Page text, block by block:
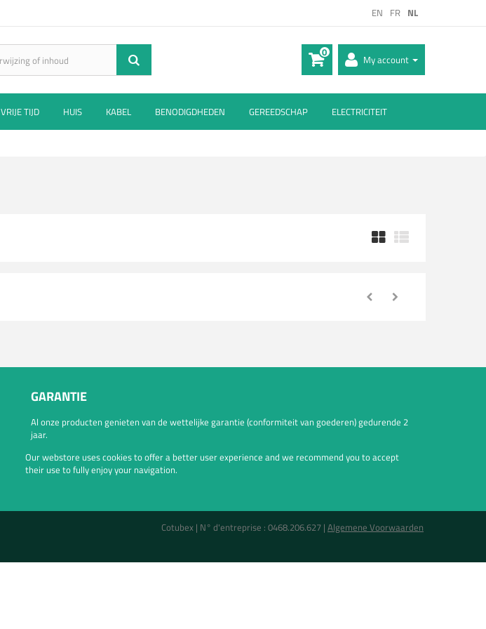
EN FR NL
My account
0
VRIJE TIJD HUIS KABEL BENODIGDHEDEN GEREEDSCHAP ELECTRICITEIT
GARANTIE
Al onze producten genieten van de wettelijke garantie (conformiteit van goederen) gedurende 2
jaar.
Our webstore uses cookies to offer a better user experience and we recommend you to accept
their use to fully enjoy your navigation.
Cotubex | N° d'entreprise : 0468.206.627 | Algemene Voorwaarden